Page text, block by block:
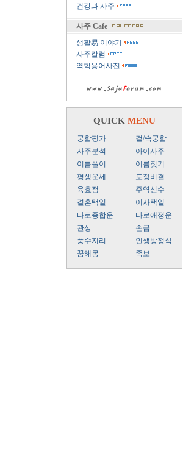
건강과 사주
사주 Cafe
생활易 이야기
사주칼럼
역학용어사전
QUICK MENU
궁합평가
겉/속궁합
사주분석
아이사주
이름풀이
이름짓기
평생운세
토정비결
육효점
주역신수
결혼택일
이사택일
타로종합운
타로애정운
관상
손금
풍수지리
인생방정식
꿈해몽
족보